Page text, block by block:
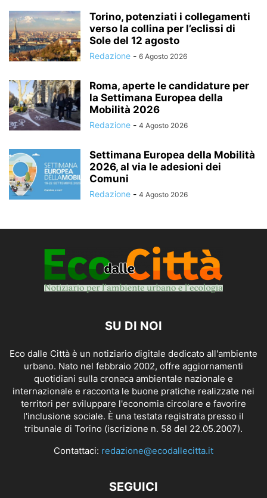
Torino, potenziati i collegamenti
verso la collina per l’eclissi di
Sole del 12 agosto
Redazione - 6 Agosto 2026
Roma, aperte le candidature per
la Settimana Europea della
Mobilità 2026
Redazione - 4 Agosto 2026
Settimana Europea della Mobilità
2026, al via le adesioni dei
Comuni
Redazione - 4 Agosto 2026
SU DI NOI
Eco dalle Città è un notiziario digitale dedicato all'ambiente
urbano. Nato nel febbraio 2002, offre aggiornamenti
quotidiani sulla cronaca ambientale nazionale e
internazionale e racconta le buone pratiche realizzate nei
territori per sviluppare l'economia circolare e favorire
l'inclusione sociale. È una testata registrata presso il
tribunale di Torino (iscrizione n. 58 del 22.05.2007).
Contattaci: redazione@ecodallecitta.it
SEGUICI